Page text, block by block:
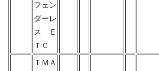
フェン
ダーレ
ス Ｅ
ＴＣ
ＴＭＡ